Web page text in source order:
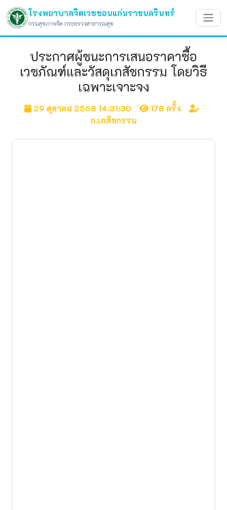
โรงพยาบาลจิตเวชขอนแก่นราชนครินทร์
กรมสุขภาพจิต กระทรวงสาธารณสุข
ประกาศผู้ชนะการเสนอราคาซื้อ
เวชภัณฑ์และวัสดุเภสัชกรรม โดยวิธี
เฉพาะเจาะจง
29 ตุลาคม 2568 14:31:30
178 ครั้ง
ก.เภสัชกรรม